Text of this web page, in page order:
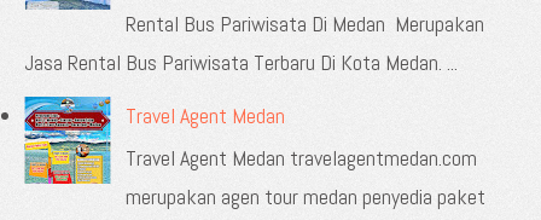
Rental Bus Pariwisata Di Medan Merupakan
Jasa Rental Bus Pariwisata Terbaru Di Kota Medan. ...
Travel Agent Medan
Travel Agent Medan travelagentmedan.com
merupakan agen tour medan penyedia paket